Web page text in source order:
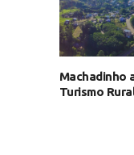
Machadinho
Turismo